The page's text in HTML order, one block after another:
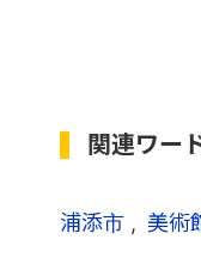
関連ワー
浦添市 美術